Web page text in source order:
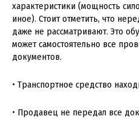
характеристики (мощность
иное). Стоит отметить, что
даже не рассматривают. Это
может самостоятельно все
документов.
• Транспортное средство
• Продавец не передал все